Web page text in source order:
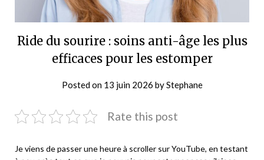
Ride du sourire : soins anti-âge les plus
efficaces pour les estomper
Posted on 13 juin 2026 byStephane
Rate this post
Je viens de passer une heure à scroller sur YouTube, en testant